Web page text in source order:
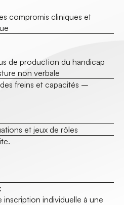
compromis cliniques et
de production du handicap
non verbale
freins et capacités –
et jeux de rôles
individuelle à une